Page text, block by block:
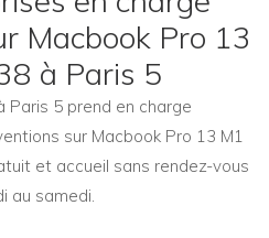
Macbook Pro 13
à Paris 5
Paris 5 prend en charge
sur Macbook Pro 13 M1
et accueil sans rendez-vous
au samedi.